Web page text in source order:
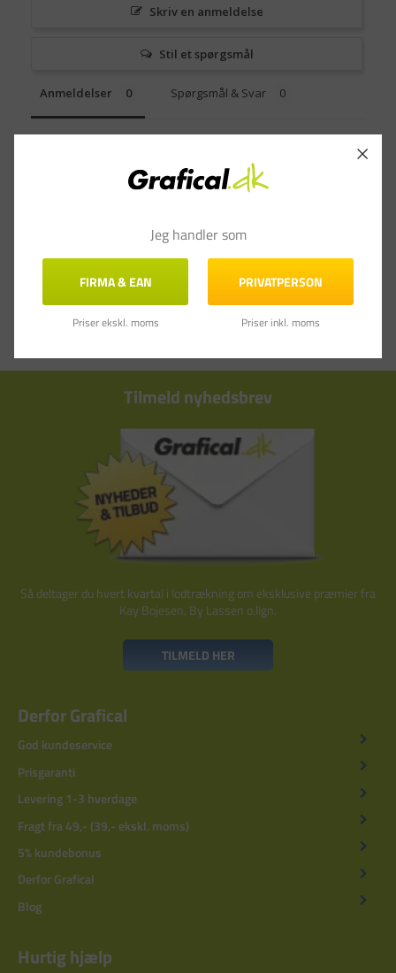
Skriv en anmeldelse
Stil et spørgsmål
Anmeldelser Spørgsmål & Svar
Tilmeld nyhedsbrev
Så deltager du hvert kvartal i lodtrækning om eksklusive præmier fra
Kay Bojesen, By Lassen o.lign.
TILMELD HER
Derfor Grafical
God kundeservice
Prisgaranti
Levering 1-3 hverdage
Fragt fra 49,- (39,- ekskl. moms)
5% kundebonus
Derfor Grafical
Blog
Hurtig hjælp
Jeg handler som
FIRMA & EAN
Priser ekskl. moms
PRIVATPERSON
Priser inkl. moms